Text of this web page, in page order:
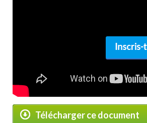
Télécharger ce document